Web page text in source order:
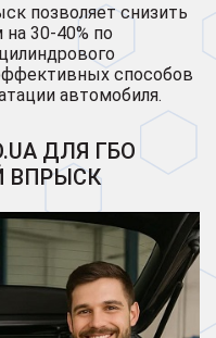
позволяет снизить
30-40% по
способов
автомобиля.
ДЛЯ ГБО
ВПРЫСК